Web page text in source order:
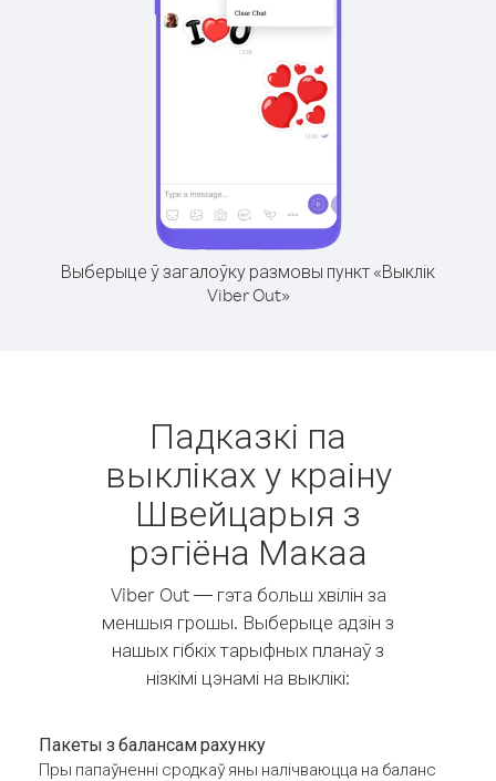
Выберыце ў загалоўку размовы пункт «Выклік
Viber Out»
Падказкі па
выкліках у краіну
Швейцарыя з
рэгіёна Макаа
Viber Out — гэта больш хвілін за
меншыя грошы. Выберыце адзін з
нашых гібкіх тарыфных планаў з
нізкімі цэнамі на выклікі:
Пакеты з балансам рахунку
Пры папаўненні сродкаў яны налічваюцца на баланс